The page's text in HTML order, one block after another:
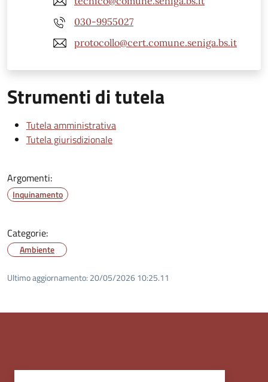
030-9955027
protocollo@cert.comune.seniga.bs.it
Strumenti di tutela
Tutela amministrativa
Tutela giurisdizionale
Argomenti:
Inquinamento
Categorie:
Ambiente
Ultimo aggiornamento: 20/05/2026 10:25.11